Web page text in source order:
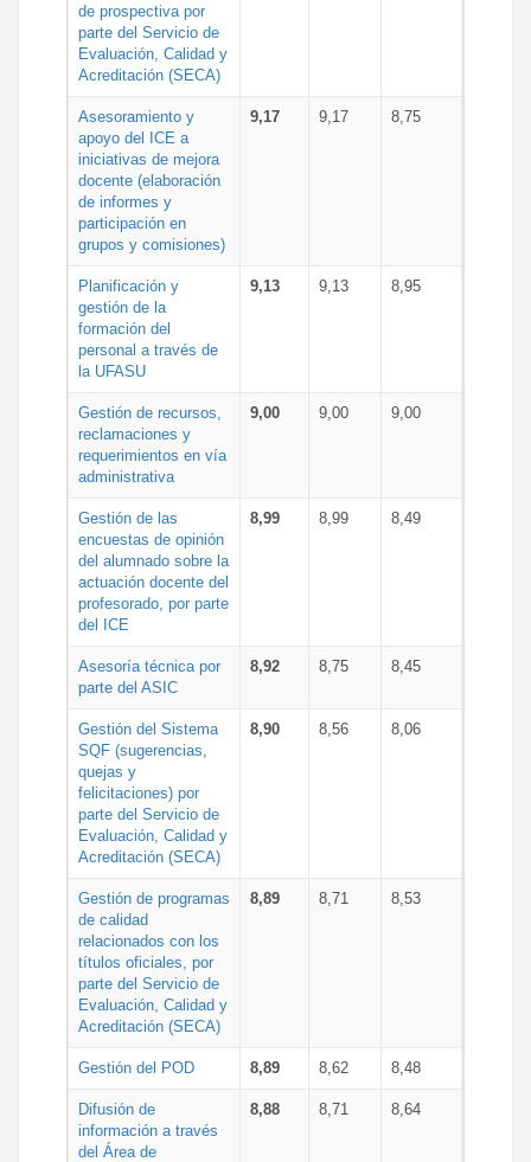
de prospectiva por
parte del Servicio de
Evaluación, Calidad y
Acreditación (SECA)
Asesoramiento y
apoyo del ICE a
iniciativas de mejora
docente (elaboración
de informes y
participación en
grupos y comisiones)
9,17 9,17 8,75
Planificación y
gestión de la
formación del
personal a través de
la UFASU
9,13 9,13 8,95
Gestión de recursos,
reclamaciones y
requerimientos en vía
administrativa
9,00 9,00 9,00
Gestión de las
encuestas de opinión
del alumnado sobre la
actuación docente del
profesorado, por parte
del ICE
8,99 8,99 8,49
Asesoría técnica por
parte del ASIC
8,92 8,75 8,45
Gestión del Sistema
SQF (sugerencias,
quejas y
felicitaciones) por
parte del Servicio de
Evaluación, Calidad y
Acreditación (SECA)
8,90 8,56 8,06
Gestión de programas
de calidad
relacionados con los
títulos oficiales, por
parte del Servicio de
Evaluación, Calidad y
Acreditación (SECA)
8,89 8,71 8,53
Gestión del POD 8,89 8,62 8,48
Difusión de
información a través
del Área de
8,88 8,71 8,64